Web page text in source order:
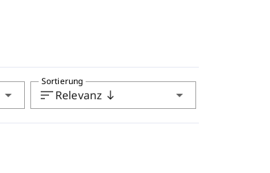
arrow_drop_down sortRelevanz south arrow_drop_down
Sortierung